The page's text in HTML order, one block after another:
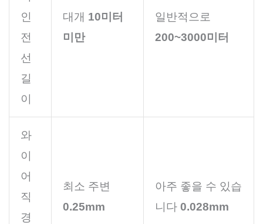
인
전
선
길
이
대개 10미터
미만
일반적으로
200~3000미터
와
이
어
직
경
최소 주변
0.25mm
아주 좋을 수 있습
니다0.028mm